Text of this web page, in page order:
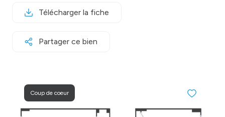
gestion
vendus
MONGARAGENVILLE
contact
Télécharger la fiche
Partager ce bien
Coup de coeur